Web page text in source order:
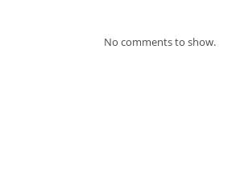
No comments to show.